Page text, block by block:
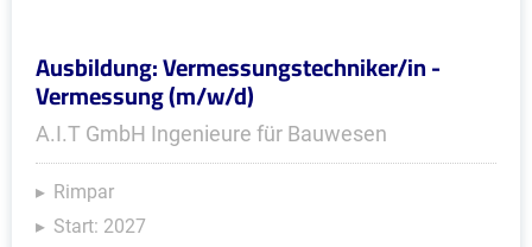
Ausbildung: Vermessungstechniker/in -
Vermessung (m/w/d)
A.I.T GmbH Ingenieure für Bauwesen
Rimpar
Start: 2027